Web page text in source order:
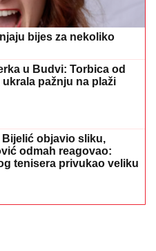
bijes za nekoliko
u Budvi: Torbica od
ukrala pažnju na plaži
Bijelić objavio sliku,
odmah reagovao:
tenisera privukao veliku